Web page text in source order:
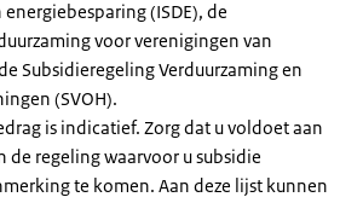
(ISDE), de
voor verenigingen van
Subsidieregeling Verduurzaming en
(SVOH).
is indicatief. Zorg dat u voldoet aan
de regeling waarvoor u subsidie
te komen. Aan deze lijst kunnen